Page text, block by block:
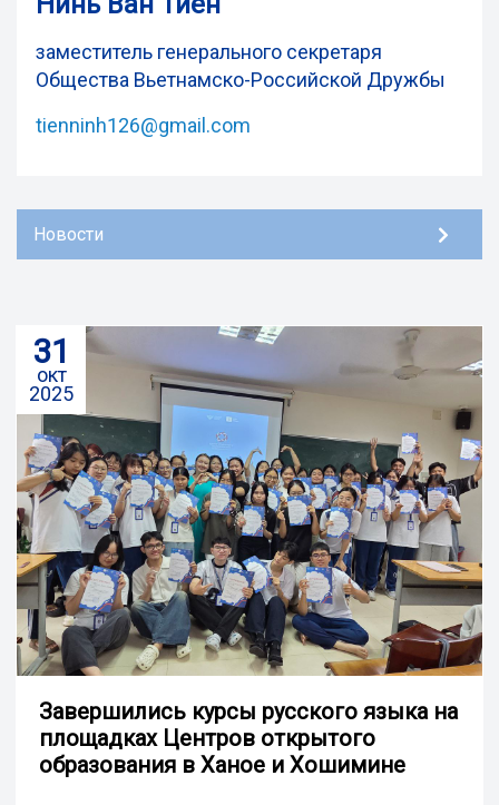
заместитель генерального секретаря
Общества Вьетнамско-Российской Дружбы
tienninh126@gmail.com
Новости
31
окт
2025
Завершились курсы русского языка на
площадках Центров открытого
образования в Ханое и Хошимине